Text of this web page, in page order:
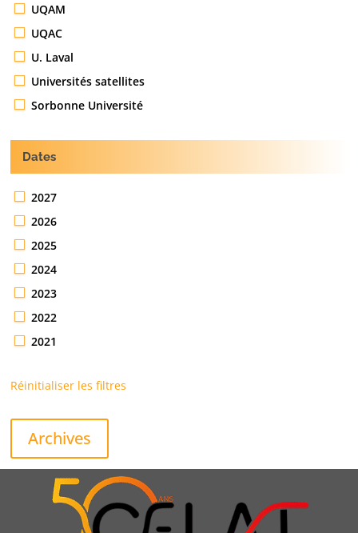
UQAM
UQAC
U. Laval
Universités satellites
Sorbonne Université
Dates
2027
2026
2025
2024
2023
2022
2021
Réinitialiser les filtres
Archives